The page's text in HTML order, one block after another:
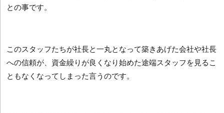
との事です。
このスタッフたちが社長と一丸となって築きあげた会社や社長
への信頼が、資金繰りが良くなり始めた途端スタッフを見るこ
ともなくなってしまった言うのです。